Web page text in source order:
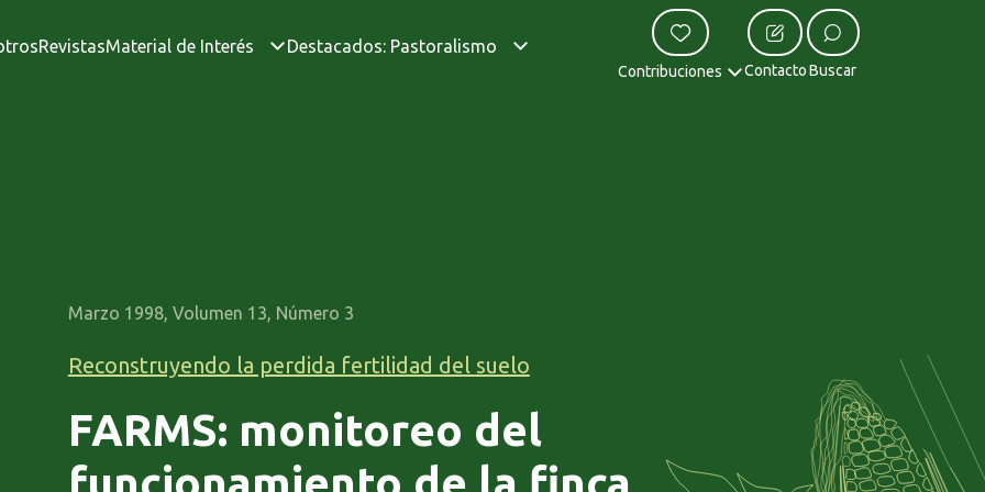
RevistasMaterial de Interés Destacados: Pastoralismo
Contribuciones Contacto Buscar
Marzo 1998, Volumen 13, Número 3
Reconstruyendo la perdida fertilidad del suelo
FARMS: monitoreo del